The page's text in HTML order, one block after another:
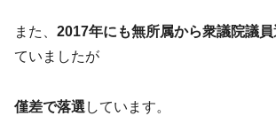
また、 2017年にも無所属から衆議院議
ていましたが
僅差で落選 しています。